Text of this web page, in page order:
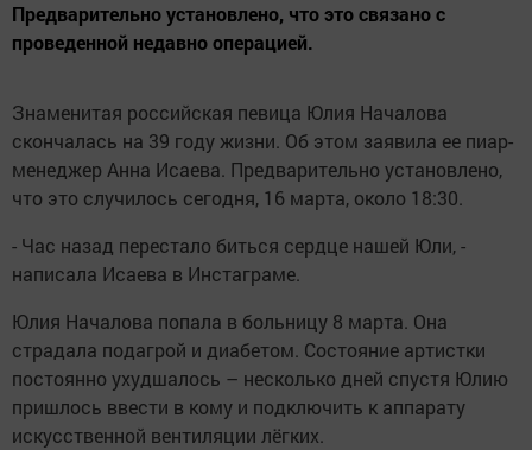
Предварительно установлено, что это связано с
проведенной недавно операцией.
Знаменитая российская певица Юлия Началова
скончалась на 39 году жизни. Об этом заявила ее пиар-
менеджер Анна Исаева. Предварительно установлено,
что это случилось сегодня, 16 марта, около 18:30.
- Час назад перестало биться сердце нашей Юли, -
написала Исаева в Инстаграме.
Юлия Началова попала в больницу 8 марта. Она
страдала подагрой и диабетом. Состояние артистки
постоянно ухудшалось – несколько дней спустя Юлию
пришлось ввести в кому и подключить к аппарату
искусственной вентиляции лёгких.